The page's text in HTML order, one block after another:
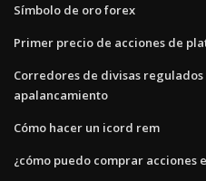
Símbolo de oro forex
Primer precio de acciones de
Corredores de divisas regulados
apalancamiento
Cómo hacer un icord rem
¿cómo puedo comprar acciones